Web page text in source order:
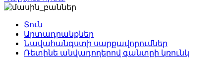
Տուն
Արտադրանքներ
Նավահանգստի սարքավորումներ
Ռետինե անվադողերով գանտրի կռունկ